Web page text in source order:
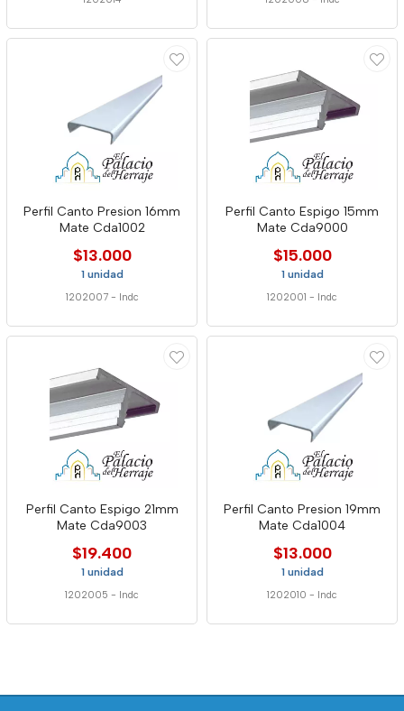
Perfil Canto Presion 16mm
Mate Cda1002
$13.000
1 unidad
1202007 - Indc
Perfil Canto Espigo 15mm
Mate Cda9000
$15.000
1 unidad
1202001 - Indc
Perfil Canto Espigo 21mm
Mate Cda9003
$19.400
1 unidad
1202005 - Indc
Perfil Canto Presion 19mm
Mate Cda1004
$13.000
1 unidad
1202010 - Indc